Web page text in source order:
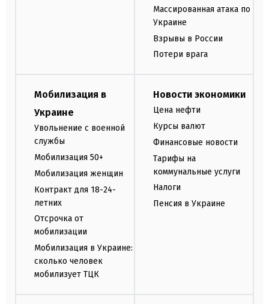
Массированная атака по
Украине
Взрывы в России
Потери врага
Мобилизация в
Украине
Увольнение с военной
службы
Мобилизация 50+
Мобилизация женщин
Контракт для 18-24-
летних
Отсрочка от
мобилизации
Мобилизация в Украине:
сколько человек
мобилизует ТЦК
Новости экономики
Цена нефти
Курсы валют
Финансовые новости
Тарифы на
коммунальные услуги
Налоги
Пенсия в Украине